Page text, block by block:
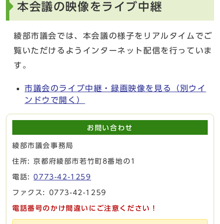
本会議の映像をライブ中継
綾部市議会では、本会議の様子をリアルタイムでご
覧いただけるようインターネット配信を行っていま
す。
市議会のライブ中継・録画映像を見る
（別ウイ
ンドウで開く）
お問い合わせ
綾部市議会事務局
住所: 京都府綾部市若竹町8番地の1
電話:0773-42-1259
ファクス: 0773-42-1259
電話番号のかけ間違いにご注意ください！